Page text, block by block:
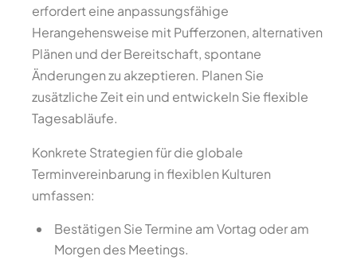
erfordert eine anpassungsfähige
Herangehensweise mit Pufferzonen, alternativen
Plänen und der Bereitschaft, spontane
Änderungen zu akzeptieren. Planen Sie
zusätzliche Zeit ein und entwickeln Sie flexible
Tagesabläufe.
Konkrete Strategien für die globale
Terminvereinbarung in flexiblen Kulturen
umfassen:
Bestätigen Sie Termine am Vortag oder am
Morgen des Meetings.